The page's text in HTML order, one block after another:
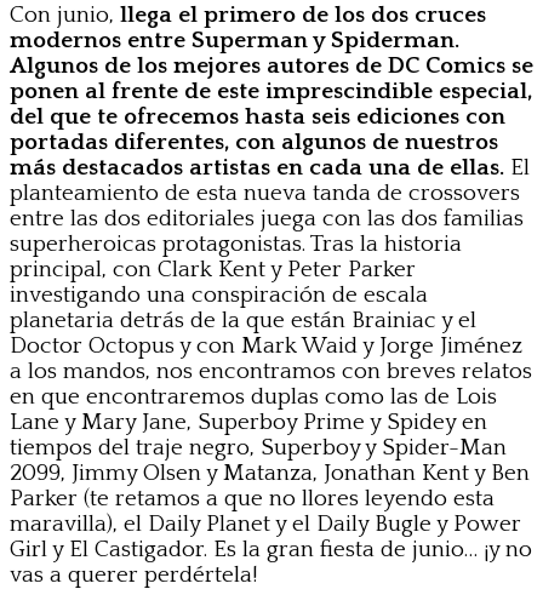
Con junio, llega el primero de los dos cruces
modernos entre Superman y Spiderman.
Algunos de los mejores autores de DC Comics se
ponen al frente de este imprescindible especial,
del que te ofrecemos hasta seis ediciones con
portadas diferentes, con algunos de nuestros
más destacados artistas en cada una de ellas. El
planteamiento de esta nueva tanda de crossovers
entre las dos editoriales juega con las dos familias
superheroicas protagonistas. Tras la historia
principal, con Clark Kent y Peter Parker
investigando una conspiración de escala
planetaria detrás de la que están Brainiac y el
Doctor Octopus y con Mark Waid y Jorge Jiménez
a los mandos, nos encontramos con breves relatos
en que encontraremos duplas como las de Lois
Lane y Mary Jane, Superboy Prime y Spidey en
tiempos del traje negro, Superboy y Spider-Man
2099, Jimmy Olsen y Matanza, Jonathan Kent y Ben
Parker (te retamos a que no llores leyendo esta
maravilla), el Daily Planet y el Daily Bugle y Power
Girl y El Castigador. Es la gran fiesta de junio… ¡y no
vas a querer perdértela!